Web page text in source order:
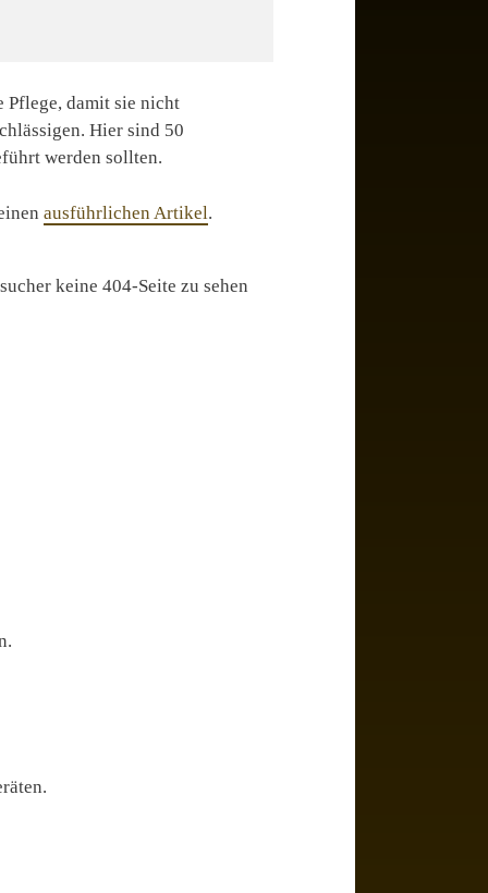
Pflege, damit sie nicht
Hier sind 50
werden sollten.
ausführlichen Artikel.
keine 404-Seite zu sehen